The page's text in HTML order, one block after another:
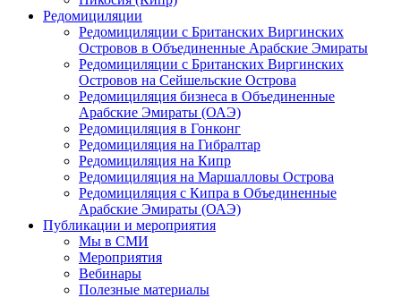
Редомициляции
Редомициляции с Британских Виргинских
Островов в Объединенные Арабские Эмираты
Редомициляции с Британских Виргинских
Островов на Сейшельские Острова
Редомициляция бизнеса в Объединенные
Арабские Эмираты (ОАЭ)
Редомициляция в Гонконг
Редомициляция на Гибралтар
Редомициляция на Кипр
Редомициляция на Маршалловы Острова
Редомициляция с Кипра в Объединенные
Арабские Эмираты (ОАЭ)
Публикации и мероприятия
Мы в СМИ
Мероприятия
Вебинары
Полезные материалы